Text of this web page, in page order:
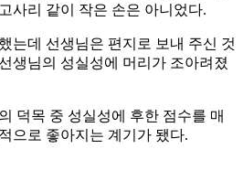
사리 같이 작은 손은 아니었다.
는데 선생님은 편지로 보내 주신 것
생님의 성실성에 머리가 조아려졌
덕목 중 성실성에 후한 점수를 매
으로 좋아지는 계기가 됐다.